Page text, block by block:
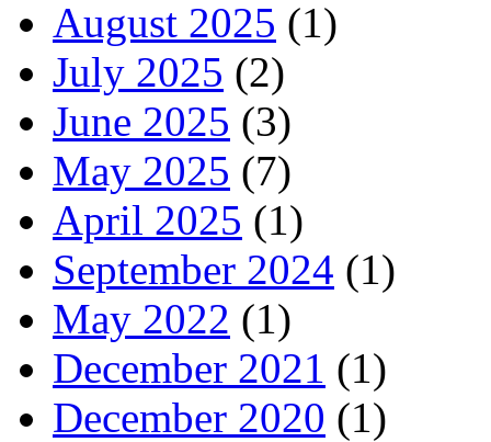
August 2025 (1)
July 2025 (2)
June 2025 (3)
May 2025 (7)
April 2025 (1)
September 2024 (1)
May 2022 (1)
December 2021 (1)
December 2020 (1)